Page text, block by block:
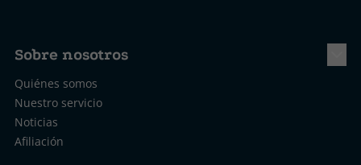
Sobre nosotros
Quiénes somos
Nuestro servicio
Noticias
Afiliación